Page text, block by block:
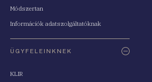
Módszertan
Információk adatszolgáltatóknak
ÜGYFELEINKNEK
KLIR